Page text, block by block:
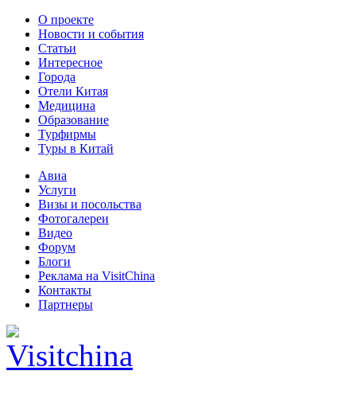
О проекте
Новости и события
Статьи
Интересное
Города
Отели Китая
Медицина
Образование
Турфирмы
Туры в Китай
Авиа
Услуги
Визы и посольства
Фотогалереи
Видео
Форум
Блоги
Реклама на VisitChina
Контакты
Партнеры